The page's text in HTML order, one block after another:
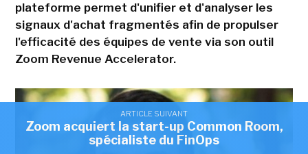
ARTICLE SUIVANT
Zoom acquiert la start-up Common Room,
spécialiste du FinOps
plateforme permet d'unifier et d'analyser les
signaux d'achat fragmentés afin de propulser
l'efficacité des équipes de vente via son outil
Zoom Revenue Accelerator.